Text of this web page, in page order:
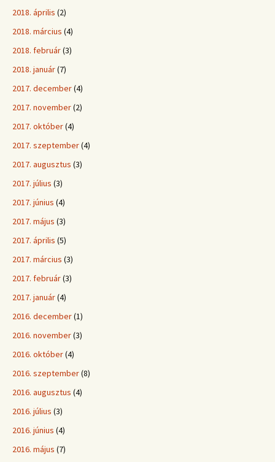
2018. április (2)
2018. március (4)
2018. február(3)
2018. január(7)
2017. december(4)
2017. november(2)
2017. október(4)
2017. szeptember(4)
2017. augusztus (3)
2017. július (3)
2017. június (4)
2017. május (3)
2017. április (5)
2017. március (3)
2017. február(3)
2017. január(4)
2016. december(1)
2016. november(3)
2016. október(4)
2016. szeptember(8)
2016. augusztus (4)
2016. július (3)
2016. június (4)
2016. május (7)